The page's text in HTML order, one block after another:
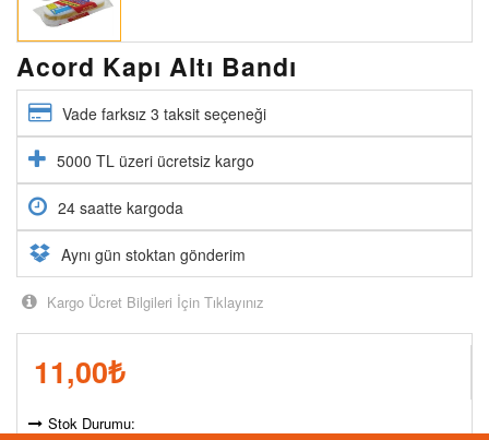
Acord Kapı Altı Bandı
Vade farksız 3 taksit seçeneği
5000 TL üzeri ücretsiz kargo
24 saatte kargoda
Aynı gün stoktan gönderim
Kargo Ücret Bilgileri İçin Tıklayınız
11,00₺
Stok Durumu: